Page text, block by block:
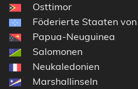
Osttimor
Föderierte Staaten
Papua-Neuguinea
Salomonen
Neukaledonien
Marshallinseln